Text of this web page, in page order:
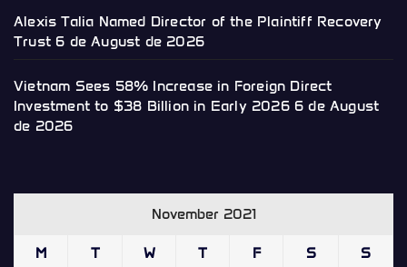
Alexis Talia Named Director of the Plaintiff Recovery
Trust 6 de August de 2026
Vietnam Sees 58% Increase in Foreign Direct
Investment to $38 Billion in Early 2026 6 de August
de 2026
November 2021
M T W T F S S